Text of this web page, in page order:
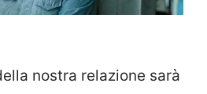
nostra relazione sarà